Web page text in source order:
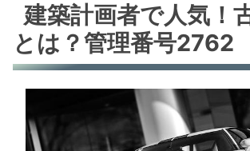
建築計画者で人気！
とは？管理番号2762